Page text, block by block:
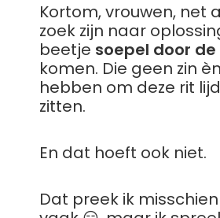
Kortom, vrouwen, net
zoek zijn naar
beetje soepel door
komen. Die geen zin
hebben om deze rit
zitten.
En dat hoeft ook niet.
Dat preek ik